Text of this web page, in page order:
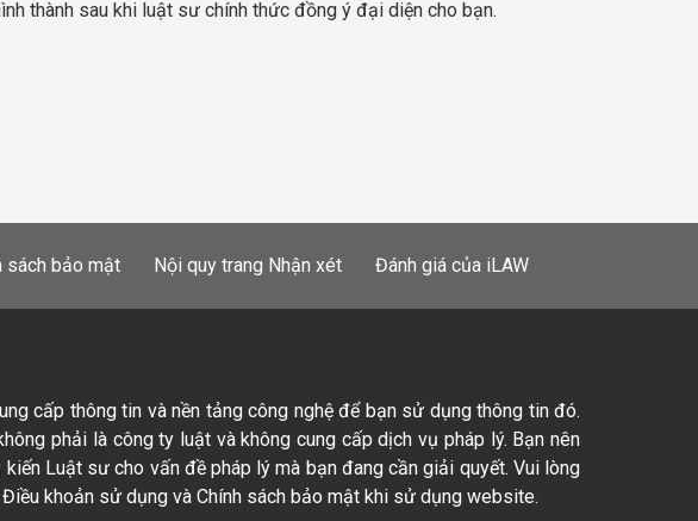
thành sau khi luật sư chính thức đồng ý đại diện cho bạn.
sách bảo mật Nội quy trang Nhận xét Đánh giá của iLAW
cấp thông tin và nền tảng công nghệ để bạn sử dụng thông tin đó.
phải là công ty luật và không cung cấp dịch vụ pháp lý. Bạn nên
kiến Luật sư cho vấn đề pháp lý mà bạn đang cần giải quyết. Vui lòng
khoản sử dụng và Chính sách bảo mật khi sử dụng website.